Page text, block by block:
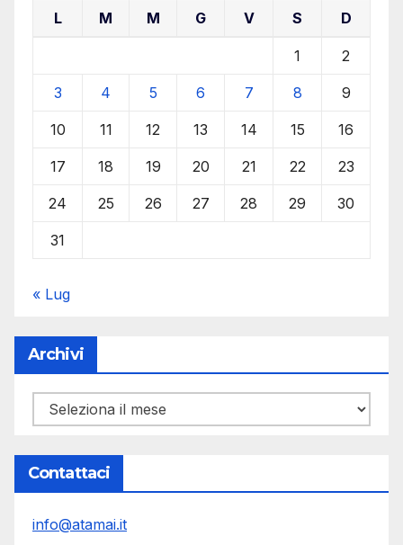
L M M G V S D
1 2
3 4 5 6 7 8 9
10 11 12 13 14 15 16
17 18 19 20 21 22 23
24 25 26 27 28 29 30
31
« Lug
Archivi
Archivi
Contattaci
info@atamai.it